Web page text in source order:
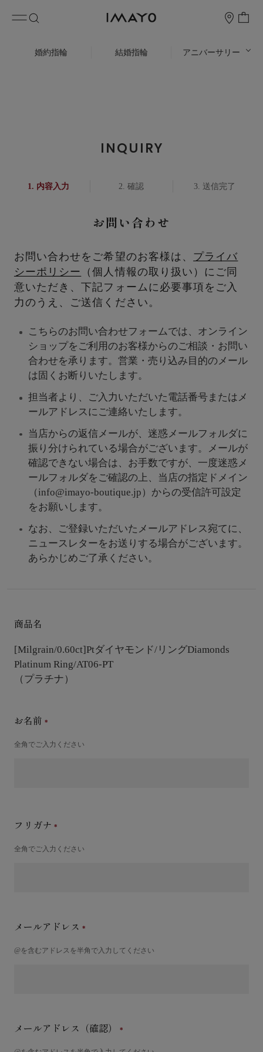
婚約指輪 結婚指輪 アニバーサリー
INQUIRY
内容入力 確認 送信完了
お問い合わせ
お問い合わせをご希望のお客様は、 プライバ
シーポリシー
（個人情報の取り扱い）にご同
意いただき、下記フォームに必要事項をご入
力のうえ、ご送信ください。
こちらのお問い合わせフォームでは、オンライン
ショップをご利用のお客様からのご相談・お問い
合わせを承ります。営業・売り込み目的のメール
は固くお断りいたします。
担当者より、ご入力いただいた電話番号またはメ
ールアドレスにご連絡いたします。
当店からの返信メールが、迷惑メールフォルダに
振り分けられている場合がございます。メールが
確認できない場合は、お手数ですが、一度迷惑メ
ールフォルダをご確認の上、当店の指定ドメイン
（info@imayo-boutique.jp）からの受信許可設定
をお願いします。
なお、ご登録いただいたメールアドレス宛てに、
ニュースレターをお送りする場合がございます。
あらかじめご了承ください。
商品名
[Milgrain/0.60ct]Ptダイヤモンド/リングDiamonds
Platinum Ring/AT06-PT
（プラチナ）
お名前
全角でご入力ください
フリガナ
全角でご入力ください
メールアドレス
@を含むアドレスを半角で入力してください
メールアドレス（確認）